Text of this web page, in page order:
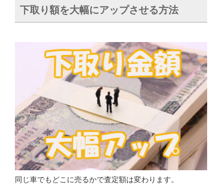
下取り額を大幅にアップさせる方法
同じ車でもどこに売るかで査定額は変わります。